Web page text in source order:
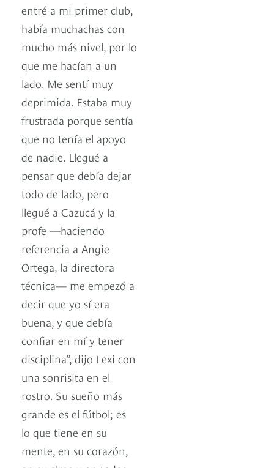
entré a mi primer club,
había muchachas con
mucho más nivel, por lo
que me hacían a un
lado. Me sentí muy
deprimida. Estaba muy
frustrada porque sentía
que no tenía el apoyo
de nadie. Llegué a
pensar que debía dejar
todo de lado, pero
llegué a Cazucá y la
profe —haciendo
referencia a Angie
Ortega, la directora
técnica— me empezó a
decir que yo sí era
buena, y que debía
confiar en mí y tener
disciplina”, dijo Lexi con
una sonrisita en el
rostro. Su sueño más
grande es el fútbol; es
lo que tiene en su
mente, en su corazón,